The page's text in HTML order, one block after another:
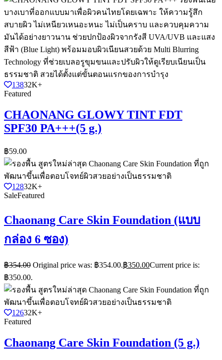
13832K+
Featured
CHAONANG GLOWY TINT FDT
SPF30 PA+++(5 g.)
฿59.00
12832K+
SaleFeatured
Chaonang Care Skin Foundation (แบบ
กล่อง 6 ซอง)
฿354.00 Original price was: ฿354.00.฿350.00Current price is:
฿350.00.
12632K+
Featured
Chaonang Care Skin Foundation (5 g.)